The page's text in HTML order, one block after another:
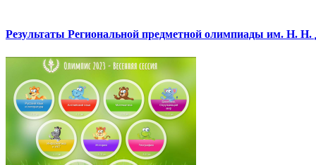
Результаты Региональной предметной олимпиады им. Н. Н.